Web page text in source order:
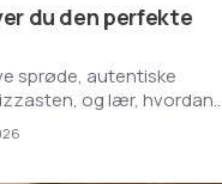
sprøde, autentiske
og lær, hvordan
eller kulgrill.